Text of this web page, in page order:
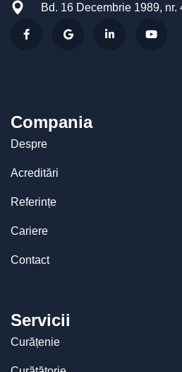
Bd. 16 Decembrie 1989,
Compania
Despre
Acreditări
Referințe
Cariere
Contact
Servicii
Curățenie